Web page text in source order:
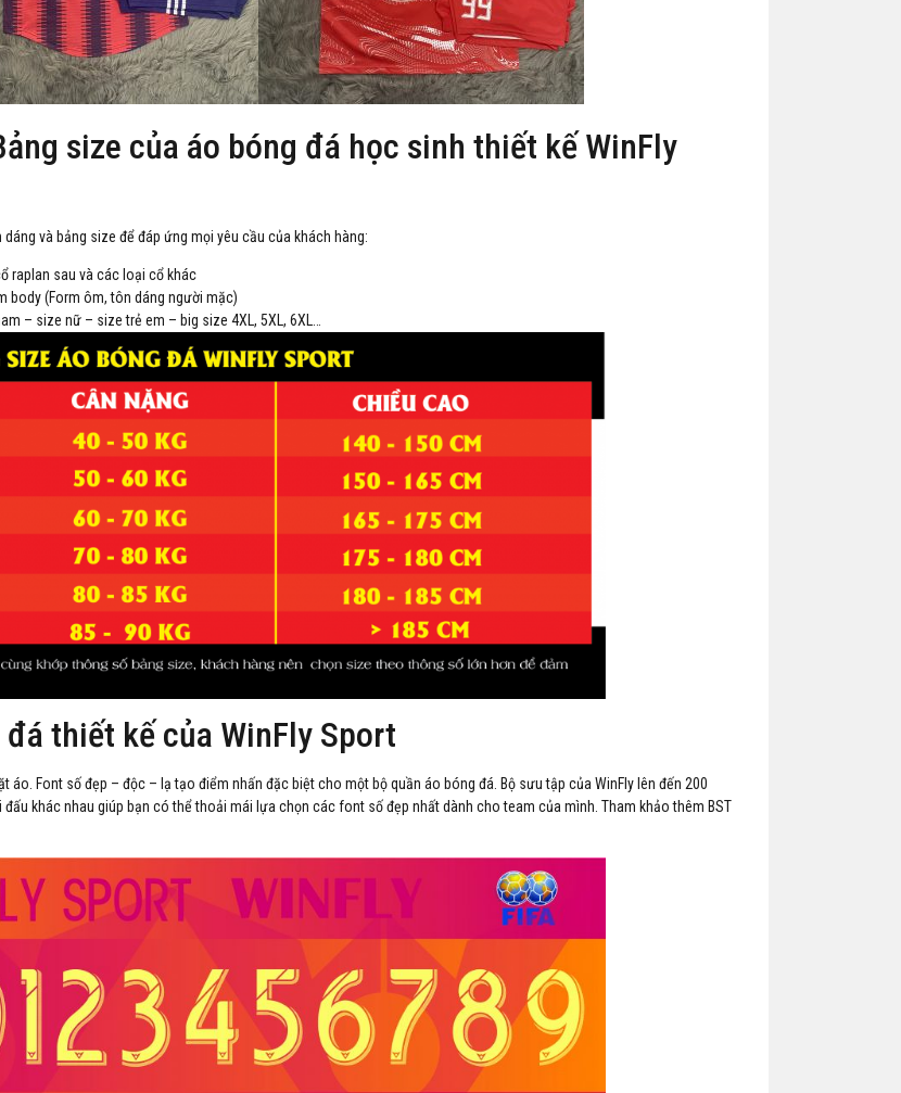
size của áo bóng đá học sinh thiết kế WinFly
và bảng size để đáp ứng mọi yêu cầu của khách hàng:
raplan sau và các loại cổ khác
body (Form ôm, tôn dáng người mặc)
– size nữ – size trẻ em – big size 4XL, 5XL, 6XL…
thiết kế của WinFly Sport
áo. Font số đẹp – độc – lạ tạo điểm nhấn đặc biệt cho một bộ quần áo bóng đá. Bộ sưu tập của WinFly lên đến 200
khác nhau giúp bạn có thể thoải mái lựa chọn các font số đẹp nhất dành cho team của mình. Tham khảo thêm BST